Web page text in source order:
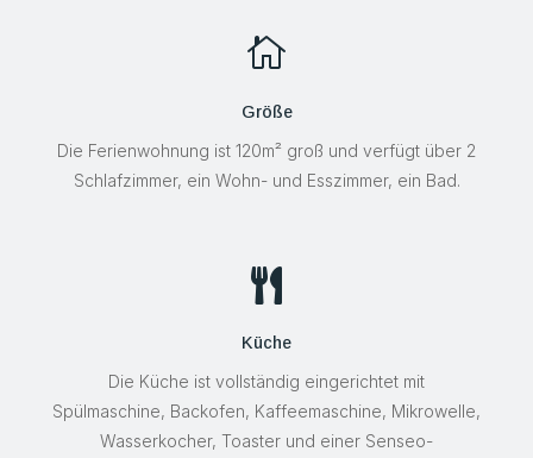

Größe
Die Ferienwohnung ist 120m² groß und verfügt über 2
Schlafzimmer, ein Wohn- und Esszimmer, ein Bad.

Küche
Die Küche ist vollständig eingerichtet mit
Spülmaschine, Backofen, Kaffeemaschine, Mikrowelle,
Wasserkocher, Toaster und einer Senseo-